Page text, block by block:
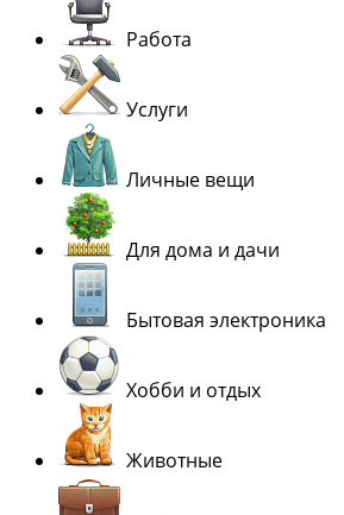
Работа
Услуги
Личные вещи
Для дома и дачи
Бытовая электроника
Хобби и отдых
Животные